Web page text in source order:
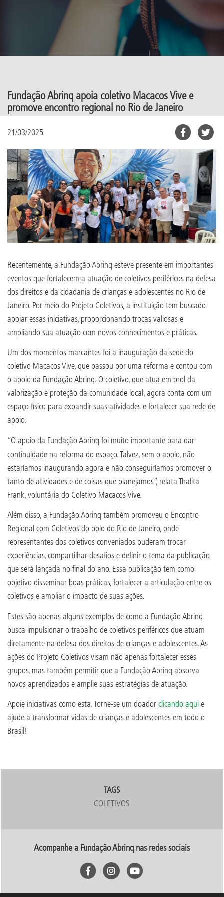
Fundação Abrinq apoia coletivo Macacos Vive e
promove encontro regional no Rio de Janeiro
21/03/2025
Recentemente, a Fundação Abrinq esteve presente em importantes
eventos que fortalecem a atuação de coletivos periféricos na defesa
dos direitos e da cidadania de crianças e adolescentes no Rio de
Janeiro. Por meio do Projeto Coletivos, a instituição tem buscado
apoiar essas iniciativas, proporcionando trocas valiosas e
ampliando sua atuação com novos conhecimentos e práticas.
Um dos momentos marcantes foi a inauguração da sede do
coletivo Macacos Vive, que passou por uma reforma e contou com
o apoio da Fundação Abrinq. O coletivo, que atua em prol da
valorização e proteção da comunidade local, agora conta com um
espaço físico para expandir suas atividades e fortalecer sua rede de
apoio.
“O apoio da Fundação Abrinq foi muito importante para dar
continuidade na reforma do espaço. Talvez, sem o apoio, não
estaríamos inaugurando agora e não conseguiríamos promover o
tanto de atividades e de coisas que planejamos”, relata Thalita
Frank, voluntária do Coletivo Macacos Vive.
Além disso, a Fundação Abrinq também promoveu o Encontro
Regional com Coletivos do polo do Rio de Janeiro, onde
representantes dos coletivos conveniados puderam trocar
experiências, compartilhar desafios e definir o tema da publicação
que será lançada no final do ano. Essa publicação tem como
objetivo disseminar boas práticas, fortalecer a articulação entre os
coletivos e ampliar o impacto de suas ações.
Estes são apenas alguns exemplos de como a Fundação Abrinq
busca impulsionar o trabalho de coletivos periféricos que atuam
diretamente na defesa dos direitos de crianças e adolescentes. As
ações do Projeto Coletivos visam não apenas fortalecer esses
grupos, mas também permitir que a Fundação Abrinq absorva
novos aprendizados e amplie suas estratégias de atuação.
Apoie iniciativas como esta. Torne-se um doadorclicando aquie
ajude a transformar vidas de crianças e adolescentes em todo o
Brasil!
TAGS
COLETIVOS
Acompanhe a Fundação Abrinq nas redes sociais